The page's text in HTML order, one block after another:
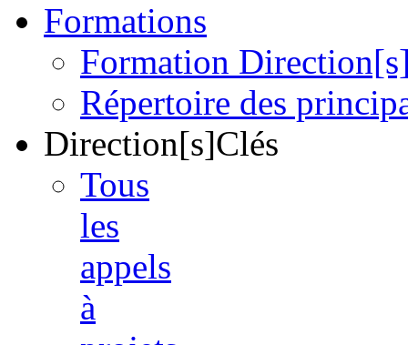
Formations
Formation
Répertoire des
Direction[s]Clés
Tous
les
appels
à